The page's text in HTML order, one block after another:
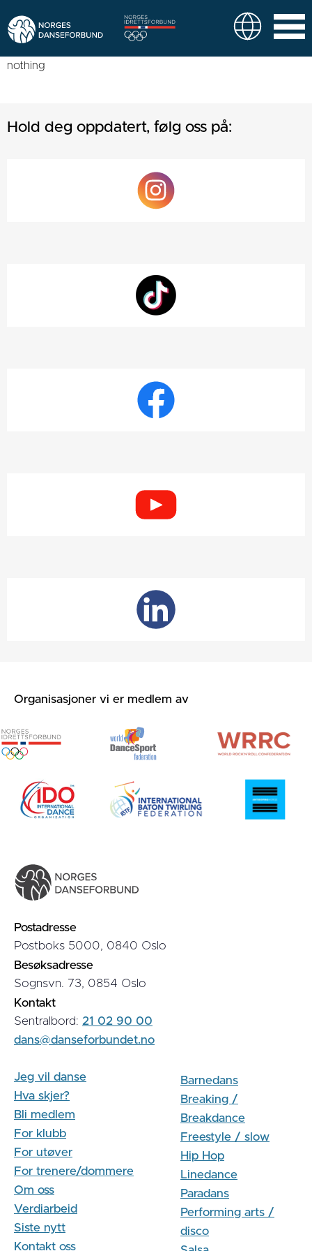
nothing
Hold deg oppdatert, følg oss på:
Organisasjoner vi er medlem av
Postadresse
Postboks 5000, 0840 Oslo
Besøksadresse
Sognsvn. 73, 0854 Oslo
Kontakt
Sentralbord: 21 02 90 00
dans@danseforbundet.no
Jeg vil danse
Hva skjer?
Bli medlem
For klubb
For utøver
For trenere/dommere
Om oss
Verdiarbeid
Siste nytt
Kontakt oss
Barnedans
Breaking /
Breakdance
Freestyle / slow
Hip Hop
Linedance
Paradans
Performing arts /
disco